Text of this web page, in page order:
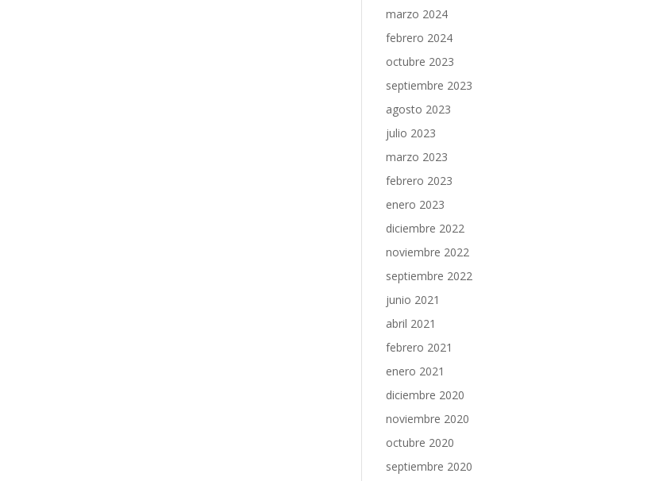
marzo 2024
febrero 2024
octubre 2023
septiembre 2023
agosto 2023
julio 2023
marzo 2023
febrero 2023
enero 2023
diciembre 2022
noviembre 2022
septiembre 2022
junio 2021
abril 2021
febrero 2021
enero 2021
diciembre 2020
noviembre 2020
octubre 2020
septiembre 2020